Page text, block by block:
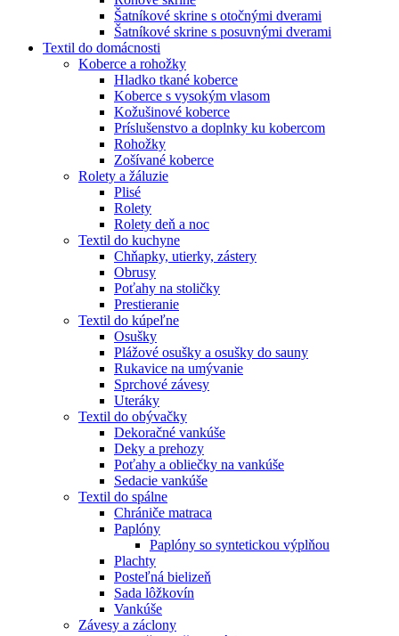
Šatníkové skrine s otočnými dverami
Šatníkové skrine s posuvnými dverami
Textil do domácnosti
Koberce a rohožky
Hladko tkané koberce
Koberce s vysokým vlasom
Kožušinové koberce
Príslušenstvo a doplnky ku kobercom
Rohožky
Zošívané koberce
Rolety a žáluzie
Plisé
Rolety
Rolety deň a noc
Textil do kuchyne
Chňapky, utierky, zástery
Obrusy
Poťahy na stoličky
Prestieranie
Textil do kúpeľne
Osušky
Plážové osušky a osušky do sauny
Rukavice na umývanie
Sprchové závesy
Uteráky
Textil do obývačky
Dekoračné vankúše
Deky a prehozy
Poťahy a obliečky na vankúše
Sedacie vankúše
Textil do spálne
Chrániče matraca
Paplóny
Paplóny so syntetickou výplňou
Plachty
Posteľná bielizeň
Sada lôžkovín
Vankúše
Závesy a záclony